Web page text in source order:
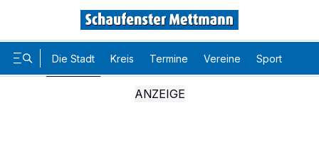
Die Stadt Kreis Termine Vereine Sport